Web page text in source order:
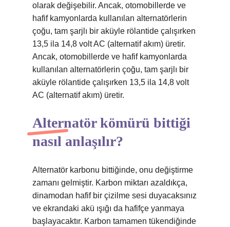
olarak değişebilir. Ancak, otomobillerde ve
hafif kamyonlarda kullanılan alternatörlerin
çoğu, tam şarjlı bir aküyle rölantide çalışırken
13,5 ila 14,8 volt AC (alternatif akım) üretir.
Ancak, otomobillerde ve hafif kamyonlarda
kullanılan alternatörlerin çoğu, tam şarjlı bir
aküyle rölantide çalışırken 13,5 ila 14,8 volt
AC (alternatif akım) üretir.
Alternatör kömürü bittiği
nasıl anlaşılır?
Alternatör karbonu bittiğinde, onu değiştirme
zamanı gelmiştir. Karbon miktarı azaldıkça,
dinamodan hafif bir çizilme sesi duyacaksınız
ve ekrandaki akü ışığı da hafifçe yanmaya
başlayacaktır. Karbon tamamen tükendiğinde